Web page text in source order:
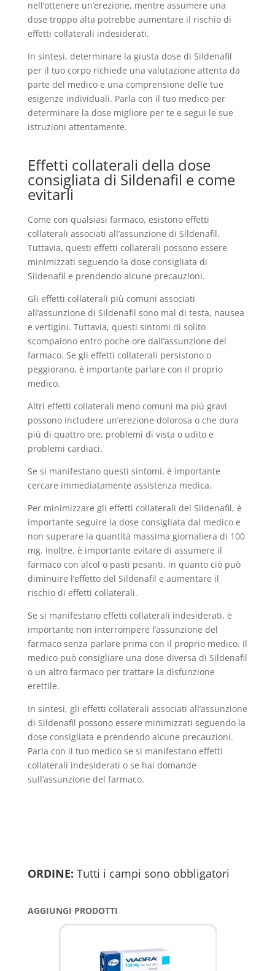
nell’ottenere un’erezione, mentre assumere una
dose troppo alta potrebbe aumentare il rischio di
effetti collaterali indesiderati.
In sintesi, determinare la giusta dose di Sildenafil
per il tuo corpo richiede una valutazione attenta da
parte del medico e una comprensione delle tue
esigenze individuali. Parla con il tuo medico per
determinare la dose migliore per te e segui le sue
istruzioni attentamente.
Effetti collaterali della dose
consigliata di Sildenafil e come
evitarli
Come con qualsiasi farmaco, esistono effetti
collaterali associati all’assunzione di Sildenafil.
Tuttavia, questi effetti collaterali possono essere
minimizzati seguendo la dose consigliata di
Sildenafil e prendendo alcune precauzioni.
Gli effetti collaterali più comuni associati
all’assunzione di Sildenafil sono mal di testa, nausea
e vertigini. Tuttavia, questi sintomi di solito
scompaiono entro poche ore dall’assunzione del
farmaco. Se gli effetti collaterali persistono o
peggiorano, è importante parlare con il proprio
medico.
Altri effetti collaterali meno comuni ma più gravi
possono includere un’erezione dolorosa o che dura
più di quattro ore, problemi di vista o udito e
problemi cardiaci.
Se si manifestano questi sintomi, è importante
cercare immediatamente assistenza medica.
Per minimizzare gli effetti collaterali del Sildenafil, è
importante seguire la dose consigliata dal medico e
non superare la quantità massima giornaliera di 100
mg. Inoltre, è importante evitare di assumere il
farmaco con alcol o pasti pesanti, in quanto ciò può
diminuire l’effetto del Sildenafil e aumentare il
rischio di effetti collaterali.
Se si manifestano effetti collaterali indesiderati, è
importante non interrompere l’assunzione del
farmaco senza parlare prima con il proprio medico. Il
medico può consigliare una dose diversa di Sildenafil
o un altro farmaco per trattare la disfunzione
erettile.
In sintesi, gli effetti collaterali associati all’assunzione
di Sildenafil possono essere minimizzati seguendo la
dose consigliata e prendendo alcune precauzioni.
Parla con il tuo medico se si manifestano effetti
collaterali indesiderati o se hai domande
sull’assunzione del farmaco.
ORDINE: Tutti i campi sono obbligatori
AGGIUNGI PRODOTTI